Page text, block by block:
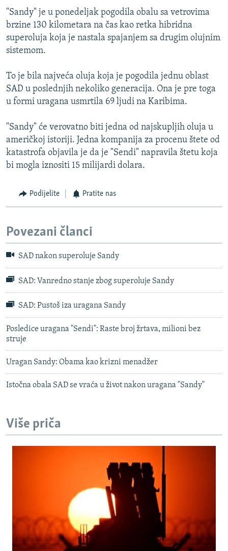
"Sandy" je u ponedeljak pogodila obalu sa vetrovima
brzine 130 kilometara na čas kao retka hibridna
superoluja koja je nastala spajanjem sa drugim olujnim
sistemom.
To je bila najveća oluja koja je pogodila jednu oblast
SAD u poslednjih nekoliko generacija. Ona je pre toga
u formi uragana usmrtila 69 ljudi na Karibima.
"Sandy" će verovatno biti jedna od najskupljih oluja u
američkoj istoriji. Jedna kompanija za procenu štete od
katastrofa objavila je da je "Sendi" napravila štetu koja
bi mogla iznositi 15 milijardi dolara.
Podijelite Pratite nas
Povezani članci
SAD nakon superoluje Sandy
SAD: Vanredno stanje zbog superoluje Sandy
SAD: Pustoš iza uragana Sandy
Posledice uragana "Sendi": Raste broj žrtava, milioni bez
struje
Uragan Sandy: Obama kao krizni menadžer
Istočna obala SAD se vraća u život nakon uragana "Sandy"
Više priča